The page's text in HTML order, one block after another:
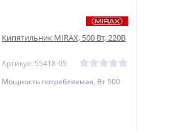
Кипятильник MIRAX, 500 Вт, 220В
Артикул: 55418-05
Мощность потребляемая, Вт 500